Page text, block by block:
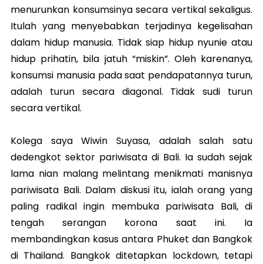
menurunkan konsumsinya secara vertikal sekaligus.
Itulah yang menyebabkan terjadinya kegelisahan
dalam hidup manusia. Tidak siap hidup nyunie atau
hidup prihatin, bila jatuh “miskin”. Oleh karenanya,
konsumsi manusia pada saat pendapatannya turun,
adalah turun secara diagonal. Tidak sudi turun
secara vertikal.
Kolega saya Wiwin Suyasa, adalah salah satu
dedengkot sektor pariwisata di Bali. Ia sudah sejak
lama nian malang melintang menikmati manisnya
pariwisata Bali. Dalam diskusi itu, ialah orang yang
paling radikal ingin membuka pariwisata Bali, di
tengah serangan korona saat ini. Ia
membandingkan kasus antara Phuket dan Bangkok
di Thailand. Bangkok ditetapkan lockdown, tetapi